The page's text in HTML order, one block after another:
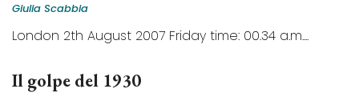
Giulia Scabbia
London 2th August 2007 Friday time: 00.34 a.m....
Il golpe del 1930